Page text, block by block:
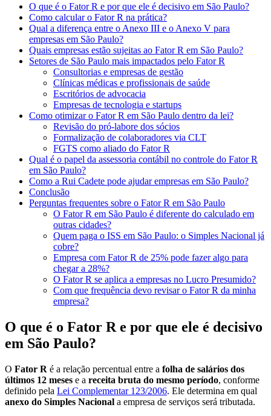
O que é o Fator R e por que ele é decisivo em São Paulo?
Como calcular o Fator R na prática?
Qual a diferença entre o Anexo III e o Anexo V para
empresas em São Paulo?
Quais empresas estão sujeitas ao Fator R em São Paulo?
Setores de São Paulo mais impactados pelo Fator R
Consultorias e empresas de gestão
Clínicas médicas e profissionais de saúde
Escritórios de advocacia
Empresas de tecnologia e startups
Como otimizar o Fator R em São Paulo dentro da lei?
Revisão do pró-labore dos sócios
Formalização de colaboradores via CLT
FGTS como aliado do Fator R
Qual é o papel da assessoria contábil no controle do Fator R
em São Paulo?
Como a Rui Cadete pode ajudar empresas em São Paulo?
Conclusão
Perguntas frequentes sobre o Fator R em São Paulo
O Fator R em São Paulo é diferente do calculado em
outras cidades?
Quem paga o ISS em São Paulo: o Simples Nacional já
cobre?
Empresa com Fator R de 25% pode fazer algo para
chegar a 28%?
O Fator R se aplica a empresas no Lucro Presumido?
Com que frequência devo revisar o Fator R da minha
empresa?
O que é o Fator R e por que ele é decisivo
em São Paulo?
O Fator R é a relação percentual entre a folha de salários dos
últimos 12 meses e a receita bruta do mesmo período, conforme
definido pela Lei Complementar 123/2006. Ele determina em qual
anexo do Simples Nacional a empresa de serviços será tributada.